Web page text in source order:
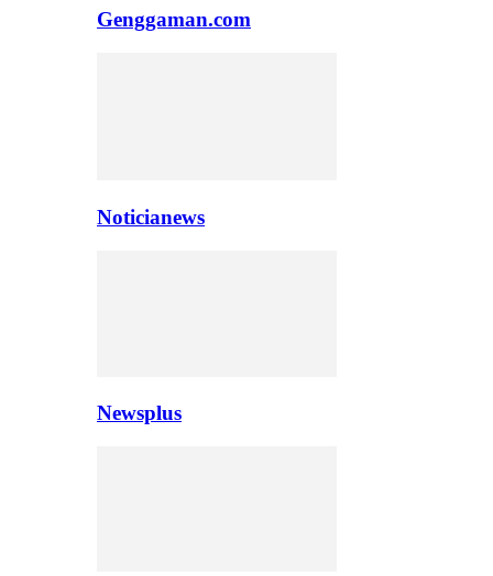
Genggaman.com
Noticianews
Newsplus